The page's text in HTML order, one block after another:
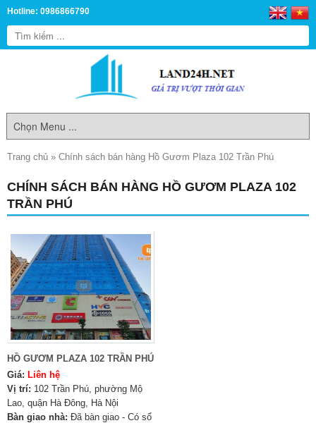
Hotline: 0986866790
Trang chủ » Chính sách bán hàng Hồ Gươm Plaza 102 Trần Phú
CHÍNH SÁCH BÁN HÀNG HỒ GƯƠM PLAZA 102
TRẦN PHÚ
HỒ GƯƠM PLAZA 102 TRẦN PHÚ
Giá: Liên hệ
Vị trí: 102 Trần Phú, phường Mộ
Lao, quận Hà Đông, Hà Nội
Bàn giao nhà: Đã bàn giao - Có sổ